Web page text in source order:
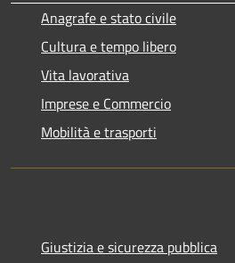
Anagrafe e stato civile
Cultura e tempo libero
Vita lavorativa
Imprese e Commercio
Mobilità e trasporti
Giustizia e sicurezza pubblica